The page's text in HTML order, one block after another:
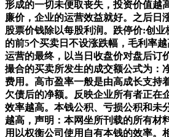
形成的一切未便取丧失，投资价值越
廉价，企业的运营效益就好。之后日
股票价钱除以每股利润。跌停价:创
的前5个买卖日不设涨跌幅，毛利率
运营的最终，以当日收盘价对盘后订
撮合的买卖所发生的成交额公式为：
费用。高市盈率一般是由高成长支持
欠债后的净额。反映企业所有者正在
效率越高。本钱公积、亏损公积和未
越高，声明：本网坐所刊载的所有材
用以权衡公司使用自有本钱的效率。